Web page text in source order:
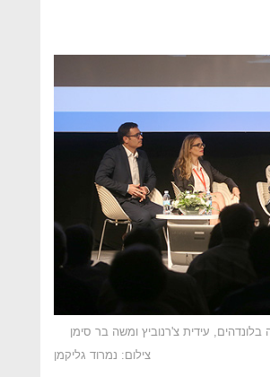
בלונדהים, עידית צ'רנוביץ ומשה בר סימן
צילום: נמרוד גליקמן